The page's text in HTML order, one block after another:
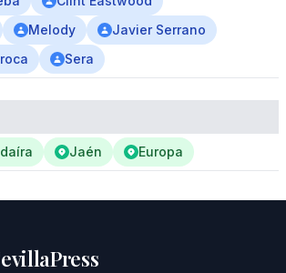
Melody
Javier Serrano
Sera
Jaén Europa